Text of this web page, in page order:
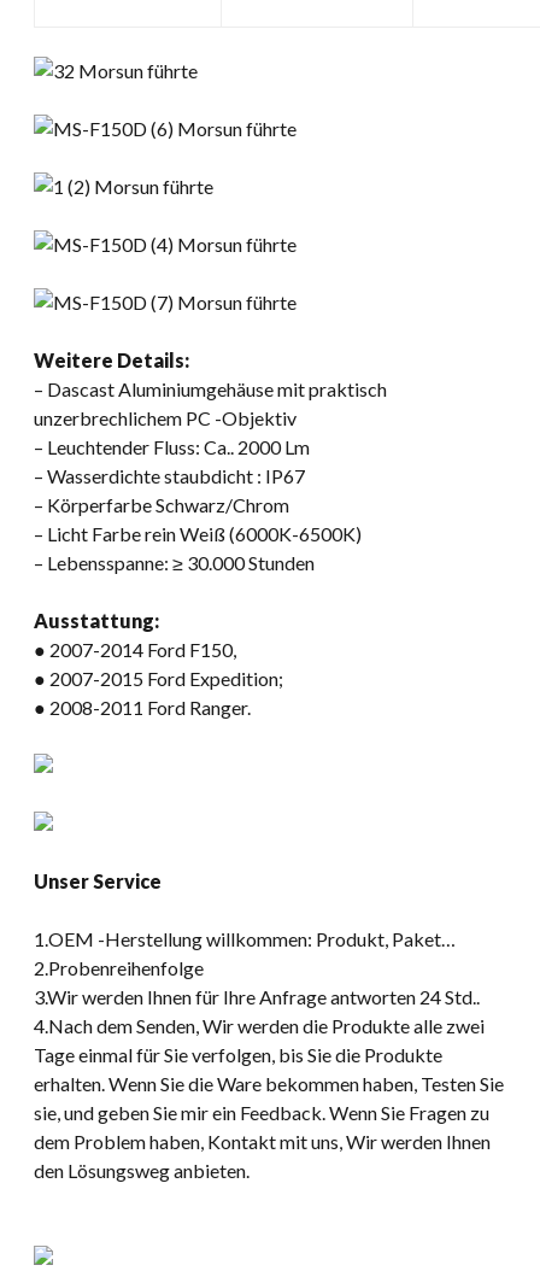
Weitere Details:
– Dascast Aluminiumgehäuse mit praktisch
unzerbrechlichem PC -Objektiv
– Leuchtender Fluss: Ca.. 2000 Lm
– Wasserdichte staubdicht : IP67
– Körperfarbe Schwarz/Chrom
– Licht Farbe rein Weiß (6000K-6500K)
– Lebensspanne: ≥ 30.000 Stunden
Ausstattung:
● 2007-2014 Ford F150,
● 2007-2015 Ford Expedition;
● 2008-2011 Ford Ranger.
Unser Service
1.OEM -Herstellung willkommen: Produkt, Paket…
2.Probenreihenfolge
3.Wir werden Ihnen für Ihre Anfrage antworten 24 Std..
4.Nach dem Senden, Wir werden die Produkte alle zwei
Tage einmal für Sie verfolgen, bis Sie die Produkte
erhalten. Wenn Sie die Ware bekommen haben, Testen Sie
sie, und geben Sie mir ein Feedback. Wenn Sie Fragen zu
dem Problem haben, Kontakt mit uns, Wir werden Ihnen
den Lösungsweg anbieten.